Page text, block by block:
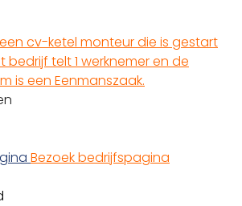
cv-ketel monteur die is gestart
bedrijf telt 1 werknemer en de
is een Eenmanszaak.
Bezoek bedrijfspagina